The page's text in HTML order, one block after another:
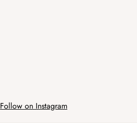
Follow on Instagram